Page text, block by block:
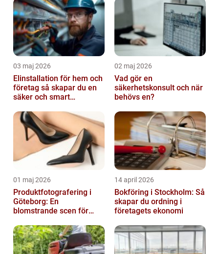
03 maj 2026
Elinstallation för hem och
företag så skapar du en
säker och smart
02 maj 2026
Vad gör en
säkerhetskonsult och när
behövs en?
01 maj 2026
Produktfotografering i
Göteborg: En
blomstrande scen för
14 april 2026
Bokföring i Stockholm: Så
skapar du ordning i
företagets ekonomi